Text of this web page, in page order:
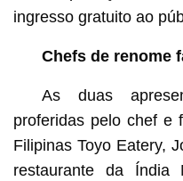
ingresso gratuito ao
Chefs de renome
As duas
proferidas pelo chef e
Filipinas Toyo Eatery,
restaurante da Índia